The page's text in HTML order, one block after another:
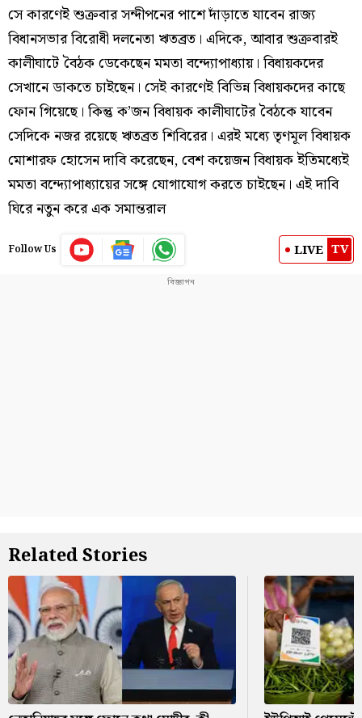
সে কারণেই শুক্রবার সন্দীপনের পাশে দাঁড়াতে যাবেন রাজ্য
বিধানসভার বিরোধী দলনেতা ঋতব্রত। এদিকে, আবার শুক্রবারই
কালীঘাটে বৈঠক ডেকেছেন মমতা বন্দ্যোপাধ্যায়। বিধায়কদের
সেখানে ডাকতে চাইছেন। সেই কারণেই বিভিন্ন বিধায়কদের কাছে
ফোন গিয়েছে। কিন্তু ক’জন বিধায়ক কালীঘাটের বৈঠকে যাবেন
সেদিকে নজর রয়েছে ঋতব্রত শিবিরের। এরই মধ্যে তৃণমূল বিধায়ক
মোশারফ হোসেন দাবি করেছেন, বেশ কয়েজন বিধায়ক ইতিমধ্যেই
মমতা বন্দ্যোপাধ্যায়ের সঙ্গে যোগাযোগ করতে চাইছেন। এই দাবি
ঘিরে নতুন করে এক সমান্তরাল
Follow Us LIVE TV
Related Stories